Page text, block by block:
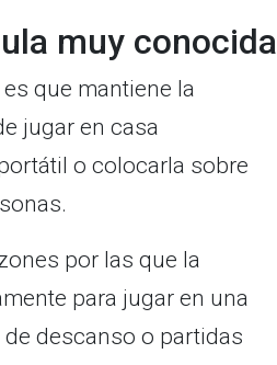
muy conocida
que mantiene la
jugar en casa
o colocarla sobre
por las que la
para jugar en una
descanso o partidas